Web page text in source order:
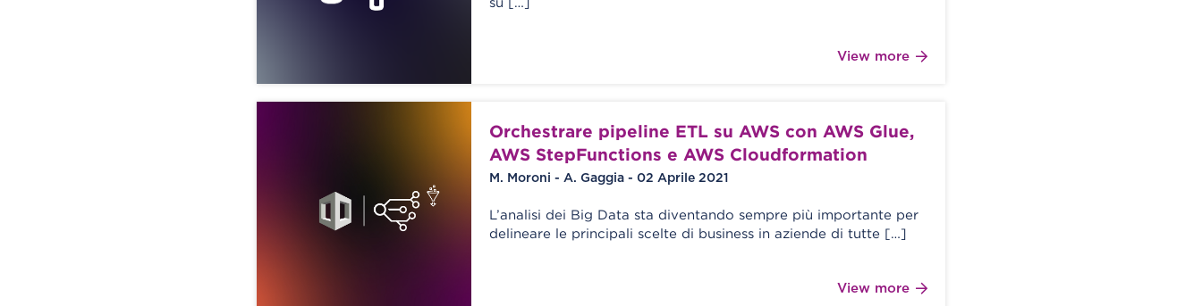
View more
Orchestrare pipeline ETL su AWS con AWS Glue,
AWS StepFunctions e AWS Cloudformation
M. Moroni - A. Gaggia - 02 Aprile 2021
L’analisi dei Big Data sta diventando sempre più importante per
delineare le principali scelte di business in aziende di tutte […]
View more